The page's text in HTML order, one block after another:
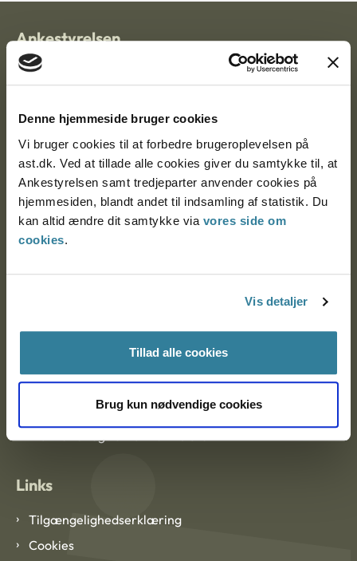
Denne hjemmeside bruger cookies
Vi bruger cookies til at forbedre brugeroplevelsen på
ast.dk. Ved at tillade alle cookies giver du samtykke til, at
Ankestyrelsen samt tredjeparter anvender cookies på
hjemmesiden, blandt andet til indsamling af statistik. Du
kan altid ændre dit samtykke via vores side om
cookies.
Vis detaljer
Tillad alle cookies
Brug kun nødvendige cookies
Ankestyrelsen
Postadresse:
9000 Aalborg
Ankestyrelsen Aalborg
Ankestyrelsen København
Om Ankestyrelsen
Om Ankestyrelsen
Links
Tilgængelighedserklæring
Cookies